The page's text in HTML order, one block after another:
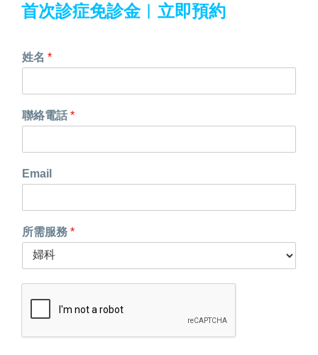
首次診症免診金︱ 立即預約
姓名 *
聯絡電話*
Email
所需服務 *